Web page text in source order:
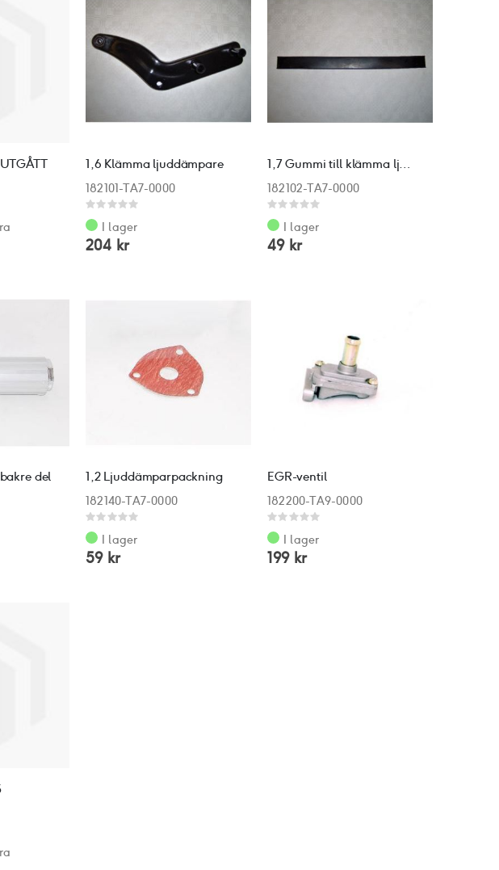
1,6 Klämma ljuddämpare
182101-TA7-0000
Rating:
0%
I lager
204 kr
1,7 Gummi till klämma ljuddämpare
182102-TA7-0000
Rating:
0%
I lager
49 kr
del 1,2 Ljuddämparpackning
182140-TA7-0000
Rating:
0%
I lager
59 kr
EGR-ventil
182200-TA9-0000
Rating:
0%
I lager
199 kr